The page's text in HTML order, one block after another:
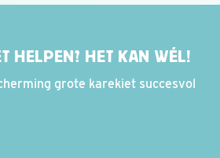
HELPEN? HET KAN WÉL!
grote karekiet succesvol